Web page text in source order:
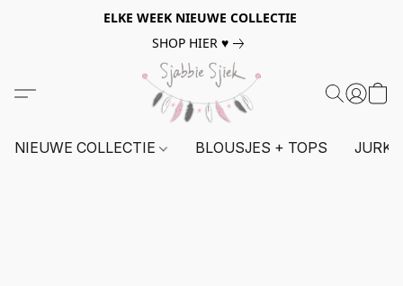
ELKE WEEK NIEUWE COLLECTIE
SHOP HIER ♥
NIEUWE COLLECTIE BLOUSJES + TOPS